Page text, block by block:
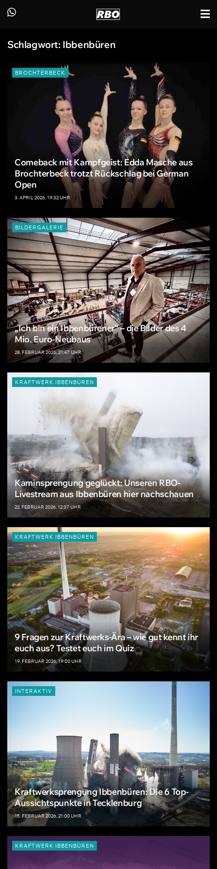
Schlagwort: Ibbenbüren
BROCHTERBECK
Comeback mit Kampfgeist: Edda Masche aus
Brochterbeck trotzt Rückschlag bei German
Open
3. APRIL 2026, 19:32 UHR
BILDERGALERIE
„Ich bin ein Ibbenbürener“ – die Bilder des 4
Mio. Euro-Neubaus
28. FEBRUAR 2026, 21:47 UHR
KRAFTWERK IBBENBÜREN
Kaminsprengung geglückt: Unseren RBO-
Livestream aus Ibbenbüren hier nachschauen
22. FEBRUAR 2026, 12:37 UHR
KRAFTWERK IBBENBÜREN
9 Fragen zur Kraftwerks-Ära – wie gut kennt ihr
euch aus? Testet euch im Quiz
19. FEBRUAR 2026, 19:00 UHR
INTERAKTIV
Kraftwerksprengung Ibbenbüren: Die 6 Top-
Aussichtspunkte in Tecklenburg
15. FEBRUAR 2026, 21:00 UHR
KRAFTWERK IBBENBÜREN